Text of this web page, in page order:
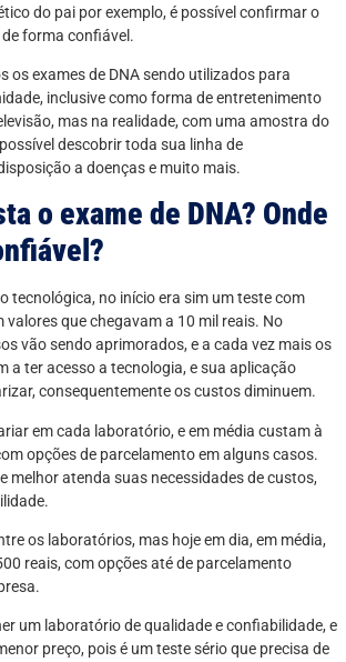
do pai por exemplo, é possível confirmar o
forma confiável.
os exames de DNA sendo utilizados para
inclusive como forma de entretenimento
mas na realidade, com uma amostra do
descobrir toda sua linha de
a doenças e muito mais.
o exame de DNA? Onde
tecnológica, no início era sim um teste com
valores que chegavam a 10 mil reais. No
vão sendo aprimorados, e a cada vez mais os
a ter acesso a tecnologia, e sua aplicação
consequentemente os custos diminuem.
em cada laboratório, e em média custam à
opções de parcelamento em alguns casos.
melhor atenda suas necessidades de custos,
os laboratórios, mas hoje em dia, em média,
reais, com opções até de parcelamento
um laboratório de qualidade e confiabilidade, e
preço, pois é um teste sério que precisa de